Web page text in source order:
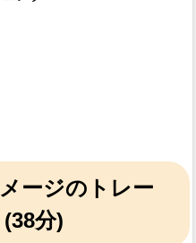
ージのトレー
分)